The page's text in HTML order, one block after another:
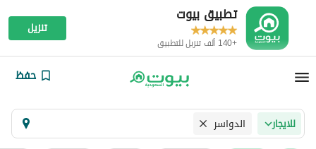
تطبيق بيوت
+140 ألف تنزيل للتطبيق
تنزيل
حفظ
للايجار الدواسر